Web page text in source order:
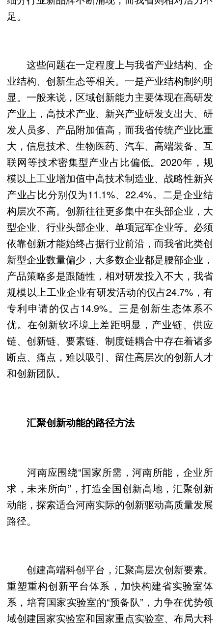
足。
这些问题在一定程度上与我省产业结构、企
业结构、创新生态等相关。一是产业结构制约明
显。一般来说，区域创新能力主要体现在高研发
产业上，高技术产业、新兴产业研发支出大、研
发人员多、产品附加值高，而我省传统产业比重
大，信息技术、生物医药、汽车、高端装备、互
联网等技术密集型产业占比偏低。2020年，规
模以上工业增加值中高技术制造业、战略性新兴
产业占比分别仅为11.1%、22.4%。二是企业结
构层次不高。创新往往更多集中在头部企业，大
型企业、行业头部企业、单项冠军企业等。必须
依靠创新才能始终占据行业前沿，而我省此类创
新型企业数量偏少，大多数企业都是腰部企业，
产品策略多是跟随性，相对研发投入不大，我省
规模以上工业企业有研发活动的仅占24.7%，有
专利申请的仅占14.9%。三是创新生态体系不
优。在创新软环境上差距明显，产业链、供应
链、创新链、要素链、制度链耦合中存在着诸多
断点、痛点，难以吸引、留住高层次的创新人才
和创新团队。
汇聚创新动能的路径方法
河南应围绕“国家所需，河南所能，企业所
求，未来所向”，打造全国创新高地，汇聚创新
动能，探索适合河南实际的创新驱动高质量发展
路径。
创建高端科创平台，汇聚高层次创新要素。
重塑重构创新平台体系，加快构建省实验室体
系，培育国家实验室的“预备队”，力争在优势领
域创建国家实验室和国家重点实验室、布局大科